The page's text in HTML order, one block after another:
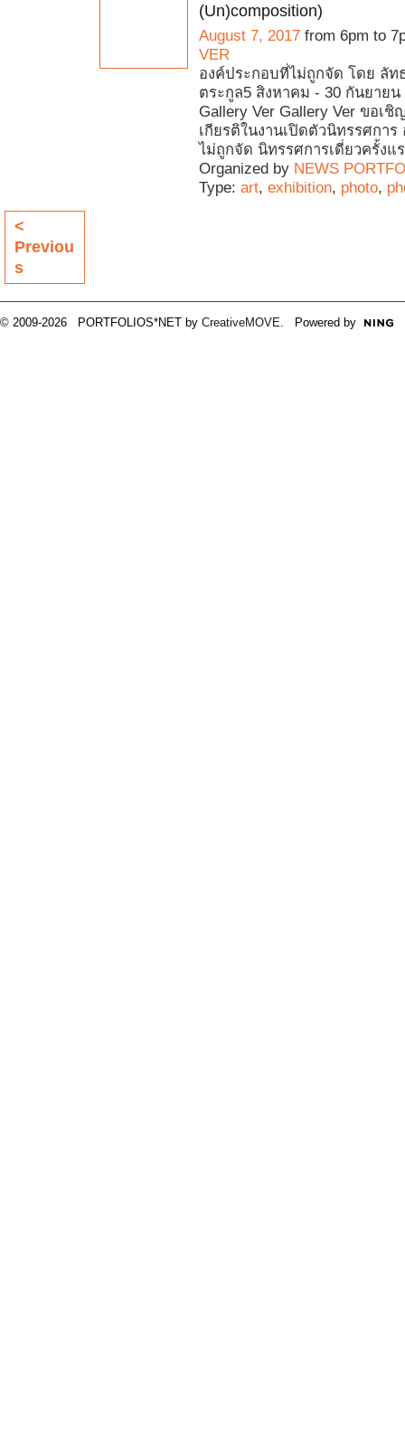
(Un)composition)
August 7, 2017 from 6pm to
VER
องค์ประกอบที่ไม่ถูกจัด โดย ลัท
ตระกูล5 สิงหาคม - 30 กันยาย
Gallery Ver Gallery Ver ขอเชิ
เกียรติในงานเปิดตัวนิทรรศกา
ไม่ถูกจัด นิทรรศการเดี่ยวครั้งแ
Organized by NEWS
Type: art, exhibition, photo,
<
Previou
s
© 2009-2026 PORTFOLIOS*NET by CreativeMOVE . Powered by